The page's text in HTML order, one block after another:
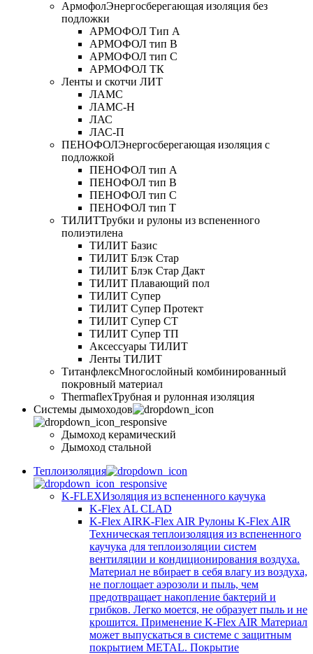
АрмофолЭнергосберегающая изоляция без
подложки
АРМОФОЛ Тип А
АРМОФОЛ тип В
АРМОФОЛ тип C
АРМОФОЛ ТК
Ленты и скотчи ЛИТ
ЛАМС
ЛАМС-Н
ЛАС
ЛАС-П
ПЕНОФОЛЭнергосберегающая изоляция с
подложкой
ПЕНОФОЛ тип А
ПЕНОФОЛ тип B
ПЕНОФОЛ тип C
ПЕНОФОЛ тип T
ТИЛИТТрубки и рулоны из вспененного
полиэтилена
ТИЛИТ Базис
ТИЛИТ Блэк Стар
ТИЛИТ Блэк Стар Дакт
ТИЛИТ Плавающий пол
ТИЛИТ Супер
ТИЛИТ Супер Протект
ТИЛИТ Супер СТ
ТИЛИТ Супер ТП
Аксессуары ТИЛИТ
Ленты ТИЛИТ
ТитанфлексМногослойный комбинированный
покровный материал
ThermaflexТрубная и рулонная изоляция
Cистемы дымоходов
Дымоход керамический
Дымоход стальной
Теплоизоляция
K-FLEXИзоляция из вспененного каучука
K-Flex AL CLAD
K-Flex AIRK-Flex AIR Рулоны K-Flex AIR
Техническая теплоизоляция из вспененного
каучука для теплоизоляции систем
вентиляции и кондиционирования воздуха.
Материал не вбирает в себя влагу из воздуха,
не поглощает аэрозоли и пыль, чем
предотвращает накопление бактерий и
грибков. Легко моется, не образует пыль и не
крошится. Применение K-Flex AIR Материал
может выпускаться в системе c защитным
покрытием METAL. Покрытие